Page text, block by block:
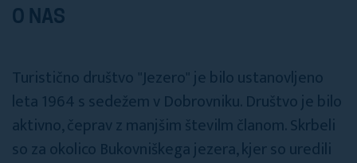
O NAS
Turistično društvo "Jezero" je bilo ustanovljeno
leta 1964 s sedežem v Dobrovniku. Društvo je bilo
aktivno, čeprav z manjšim številm članom. Skrbeli
so za okolico Bukovniškega jezera, kjer so uredili